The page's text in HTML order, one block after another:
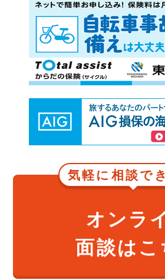
気軽に相談で
オンラ
面談はこ